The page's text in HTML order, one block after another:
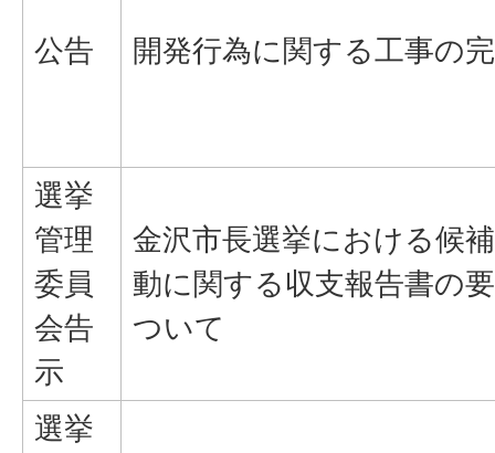
公告 開発行為に関する工事の
選挙
管理
委員
会告
示
金沢市長選挙における候
動に関する収支報告書の
ついて
選挙